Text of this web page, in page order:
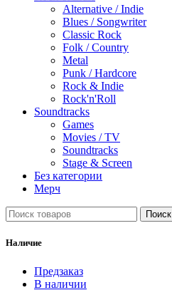
Alternative / Indie
Blues / Songwriter
Classic Rock
Folk / Country
Metal
Punk / Hardcore
Rock & Indie
Rock'n'Roll
Soundtracks
Games
Movies / TV
Soundtracks
Stage & Screen
Без категории
Мерч
Поиск
Наличие
Предзаказ
В наличии